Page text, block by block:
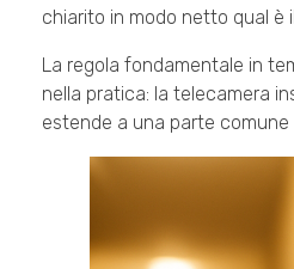
chiarito in modo netto qual è
La regola fondamentale in
nella pratica: la telecamera
estende a una parte